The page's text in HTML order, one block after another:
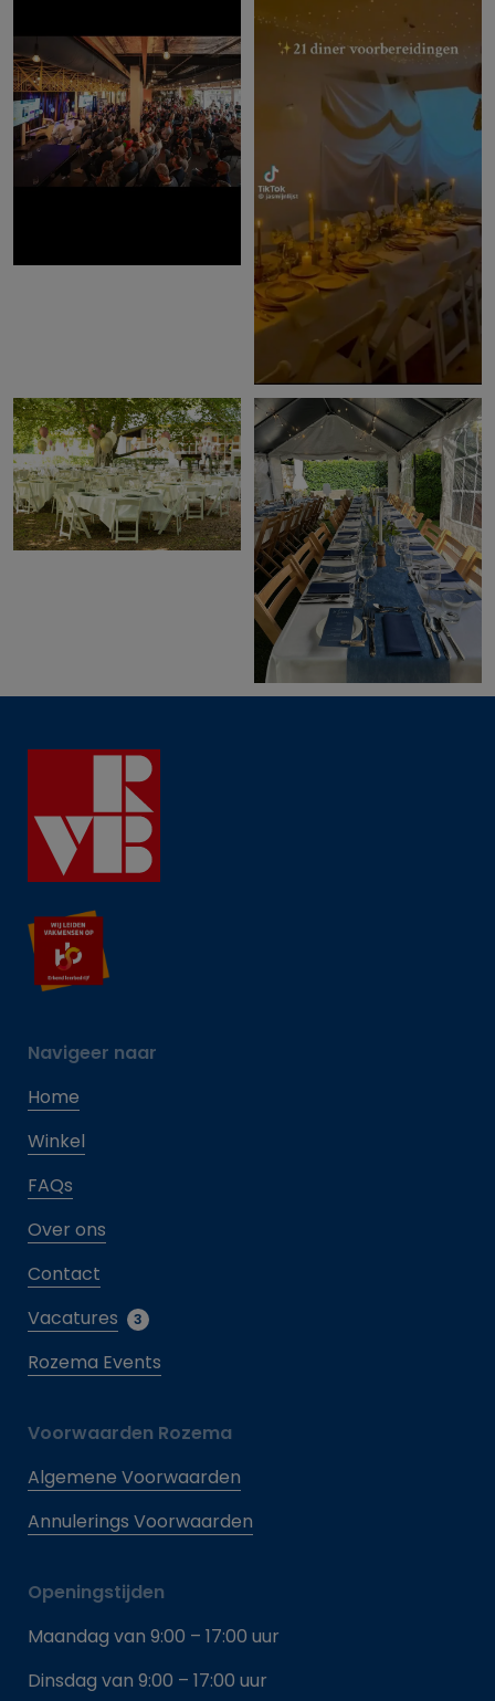
Navigeer naar
Home
Winkel
FAQs
Over ons
Contact
Vacatures
3
Rozema Events
Voorwaarden Rozema
Algemene Voorwaarden
Annulerings Voorwaarden
Openingstijden
Maandag van 9:00 – 17:00 uur
Dinsdag van 9:00 – 17:00 uur